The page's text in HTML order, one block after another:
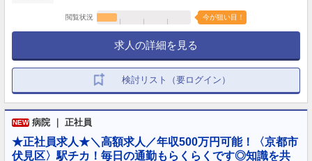
閲覧状況 今が狙い目！
求人の詳細を見る
検討リスト（要ログイン）
NEW 病院 ｜ 正社員
★正社員求人★＼高額求人／年収500万円可能！〈京都市
伏見区〉駅チカ！毎日の通勤もらくらくです◎知識を共